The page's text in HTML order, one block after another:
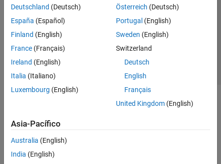
Deutschland (Deutsch)
España (Español)
Finland (English)
France (Français)
Ireland (English)
Italia (Italiano)
Luxembourg (English)
Österreich (Deutsch)
Portugal (English)
Sweden (English)
Switzerland
Deutsch
English
Français
United Kingdom(English)
Asia-Pacífico
Australia (English)
India (English)
Información de contacto
© 1994-2026 The MathWorks, Inc.